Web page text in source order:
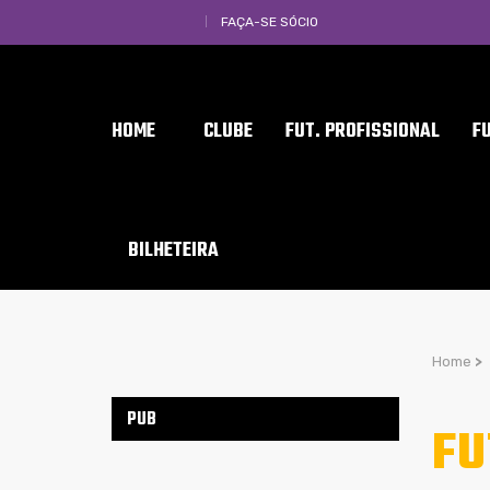
FAÇA-SE SÓCIO
HOME CLUBE FUT. PROFISSIONAL
BILHETEIRA
Home >
PUB